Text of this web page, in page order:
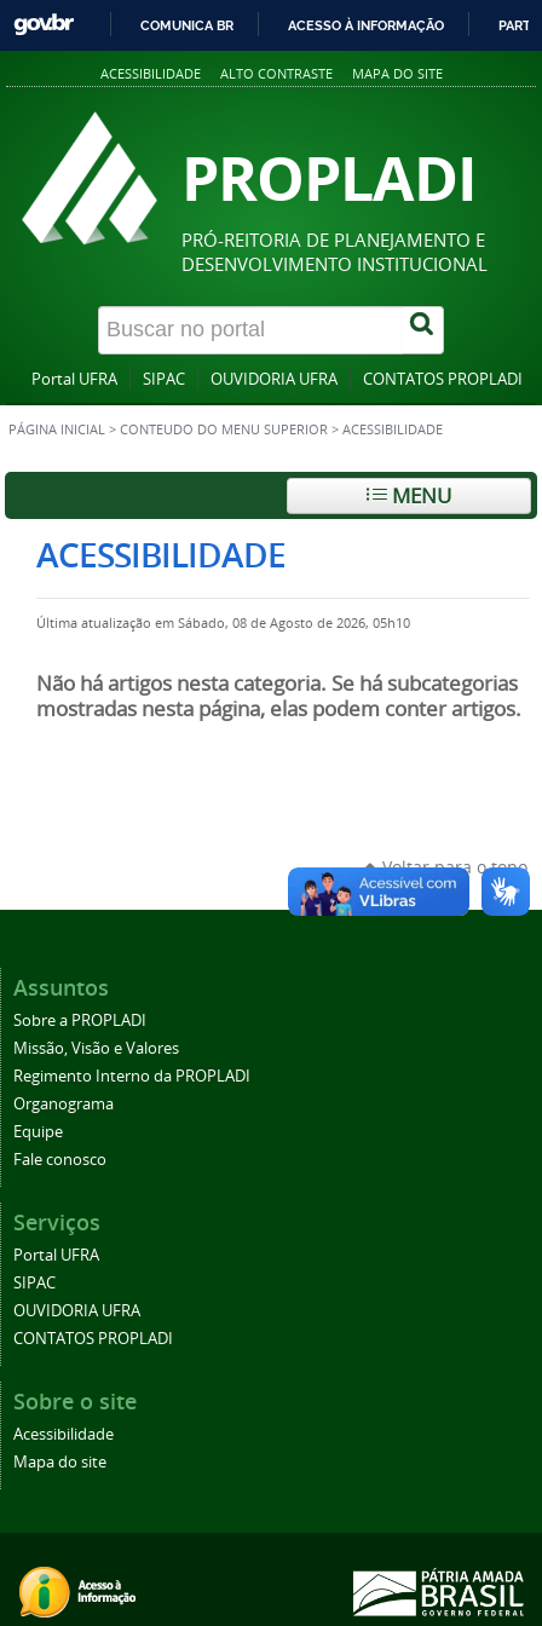
PARA
COMUNICA BR ACESSO À INFORMAÇÃO
ACESSIBILIDADE ALTO CONTRASTE MAPA DO SITE
PROPLADI
PRÓ-REITORIA DE PLANEJAMENTO E
DESENVOLVIMENTO INSTITUCIONAL
Portal UFRA SIPAC OUVIDORIA UFRA CONTATOS PROPLADI
PÁGINA INICIAL > CONTEUDO DO MENU SUPERIOR > ACESSIBILIDADE
MENU
ACESSIBILIDADE
Última atualização em Sábado, 08 de Agosto de 2026, 05h10
Não há artigos nesta categoria. Se há subcategorias
mostradas nesta página, elas podem conter artigos.
Voltar para o topo
Assuntos
Sobre a PROPLADI
Missão, Visão e Valores
Regimento Interno da PROPLADI
Organograma
Equipe
Fale conosco
Serviços
Portal UFRA
SIPAC
OUVIDORIA UFRA
CONTATOS PROPLADI
Sobre o site
Acessibilidade
Mapa do site